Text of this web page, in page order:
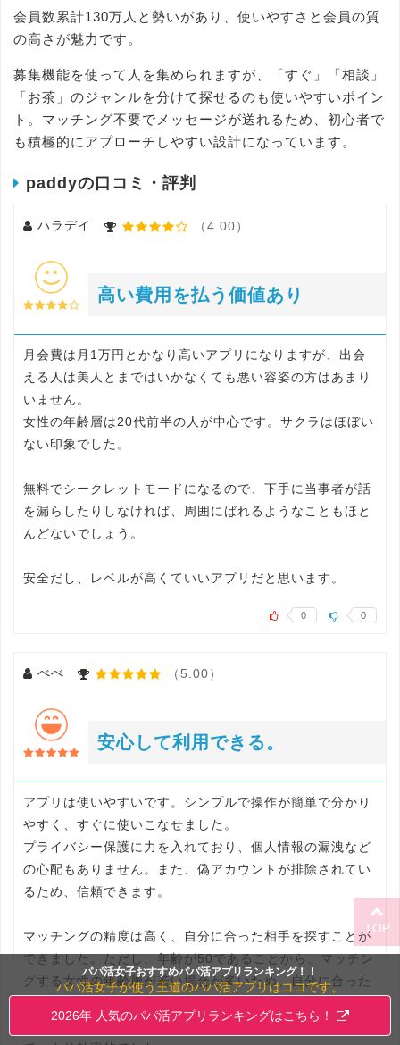
会員数累計130万人と勢いがあり、使いやすさと会員の質
の高さが魅力です。
募集機能を使って人を集められますが、「すぐ」「相談」
「お茶」のジャンルを分けて探せるのも使いやすいポイン
ト。マッチング不要でメッセージが送れるため、初心者で
も積極的にアプローチしやすい設計になっています。
paddyの口コミ・評判
ハラデイ （4.00）
高い費用を払う価値あり
月会費は月1万円とかなり高いアプリになりますが、出会
える人は美人とまではいかなくても悪い容姿の方はあまり
いません。
女性の年齢層は20代前半の人が中心です。サクラはほぼい
ない印象でした。
無料でシークレットモードになるので、下手に当事者が話
を漏らしたりしなければ、周囲にばれるようなこともほと
んどないでしょう。
安全だし、レベルが高くていいアプリだと思います。
0 0
べべ （5.00）
安心して利用できる。
アプリは使いやすいです。シンプルで操作が簡単で分かり
やすく、すぐに使いこなせました。
プライバシー保護に力を入れており、個人情報の漏洩など
の心配もありません。また、偽アカウントが排除されてい
るため、信頼できます。
マッチングの精度は高く、自分に合った相手を探すことが
できました。ただし、年齢が50であることから、マッチン
グする女性の年齢層が若い場合が多いため、自分に合った
無料では出会えませんが、有料コンテンツを利用すること
TOP
パパ活女子おすすめパパ活アプリランキング！！
パパ活女子が使う王道のパパ活アプリはココです。
2026年 人気のパパ活アプリランキングはこちら！